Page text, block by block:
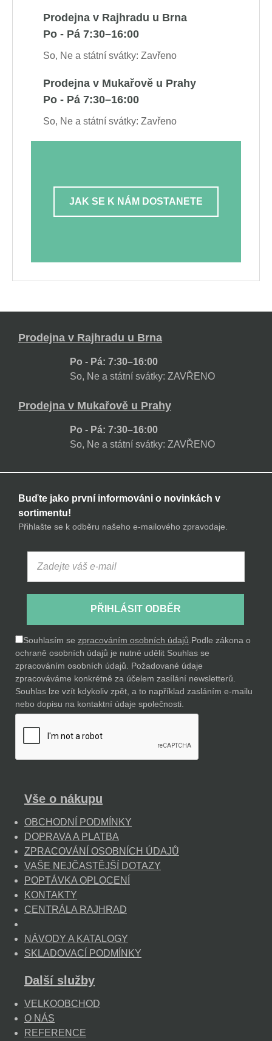
Prodejna v Rajhradu u Brna
Po - Pá 7:30–16:00
So, Ne a státní svátky: Zavřeno
Prodejna v Mukařově u Prahy
Po - Pá 7:30–16:00
So, Ne a státní svátky: Zavřeno
JAK SE K NÁM DOSTANETE
Prodejna v Rajhradu u Brna
Po - Pá: 7:30–16:00
So, Ne a státní svátky: ZAVŘENO
Prodejna v Mukařově u Prahy
Po - Pá: 7:30–16:00
So, Ne a státní svátky: ZAVŘENO
Buďte jako první informováni o novinkách v
sortimentu!
Přihlašte se k odběru našeho e-mailového zpravodaje.
PŘIHLÁSIT ODBĚR
Souhlasím se zpracováním osobních údajů Podle zákona o
ochraně osobních údajů je nutné udělit Souhlas se
zpracováním osobních údajů. Požadované údaje
zpracováváme konkrétně za účelem zasílání newsletterů.
Souhlas lze vzít kdykoliv zpět, a to například zasláním e-mailu
nebo dopisu na kontaktní údaje společnosti.
Vše o nákupu
OBCHODNÍ PODMÍNKY
DOPRAVA A PLATBA
ZPRACOVÁNÍ OSOBNÍCH ÚDAJŮ
VAŠE NEJČASTĚJŠÍ DOTAZY
POPTÁVKA OPLOCENÍ
KONTAKTY
CENTRÁLA RAJHRAD
NÁVODY A KATALOGY
SKLADOVACÍ PODMÍNKY
Další služby
VELKOOBCHOD
O NÁS
REFERENCE